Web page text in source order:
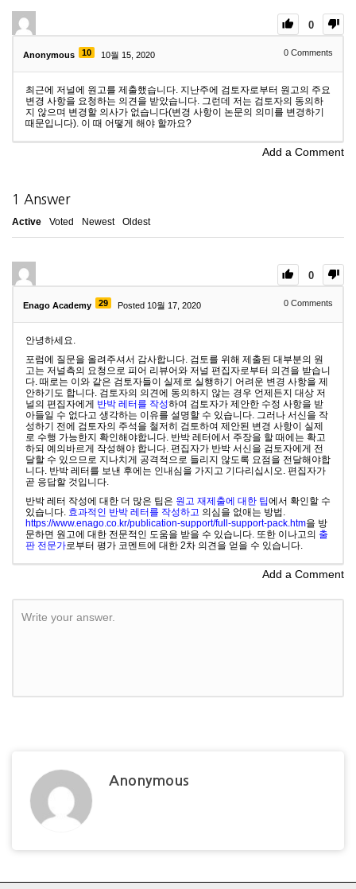
0
Anonymous 10 10월 15, 2020 0 Comments
최근에 저널에 원고를 제출했습니다. 지난주에 검토자로부터 원고의 주요
변경 사항을 요청하는 의견을 받았습니다. 그런데 저는 검토자의 동의하
지 않으며 변경할 의사가 없습니다(변경 사항이 논문의 의미를 변경하기
때문입니다). 이 때 어떻게 해야 할까요?
Add a Comment
1 Answer
Active Voted Newest Oldest
0
Enago Academy 29 Posted 10월 17, 2020 0 Comments
안녕하세요.
포럼에 질문을 올려주셔서 감사합니다. 검토를 위해 제출된 대부분의 원
고는 저널측의 요청으로 피어 리뷰어와 저널 편집자로부터 의견을 받습니
다. 때로는 이와 같은 검토자들이 실제로 실행하기 어려운 변경 사항을 제
안하기도 합니다. 검토자의 의견에 동의하지 않는 경우 언제든지 대상 저
널의 편집자에게 반박 레터를 작성하여 검토자가 제안한 수정 사항을 받
아들일 수 없다고 생각하는 이유를 설명할 수 있습니다. 그러나 서신을 작
성하기 전에 검토자의 주석을 철저히 검토하여 제안된 변경 사항이 실제
로 수행 가능한지 확인해야합니다. 반박 레터에서 주장을 할 때에는 확고
하되 예의바르게 작성해야 합니다. 편집자가 반박 서신을 검토자에게 전
달할 수 있으므로 지나치게 공격적으로 들리지 않도록 요점을 전달해야합
니다. 반박 레터를 보낸 후에는 인내심을 가지고 기다리십시오. 편집자가
곧 응답할 것입니다.
반박 레터 작성에 대한 더 많은 팁은 원고 재제출에 대한 팁에서 확인할 수
있습니다. 효과적인 반박 레터를 작성하고 의심을 없애는 방법.
https://www.enago.co.kr/publication-support/full-support-pack.htm을 방
문하면 원고에 대한 전문적인 도움을 받을 수 있습니다. 또한 이나고의 출
판 전문가로부터 평가 코멘트에 대한 2차 의견을 얻을 수 있습니다.
Add a Comment
Write your answer.
Anonymous